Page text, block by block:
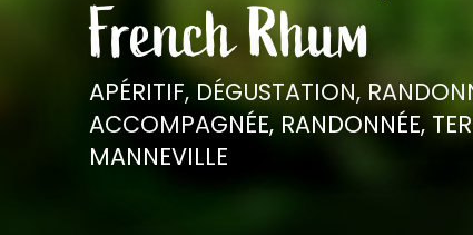
French Rhum
APÉRITIF, DÉGUSTATION,
ACCOMPAGNÉE, RANDONNÉE,
MANNEVILLE